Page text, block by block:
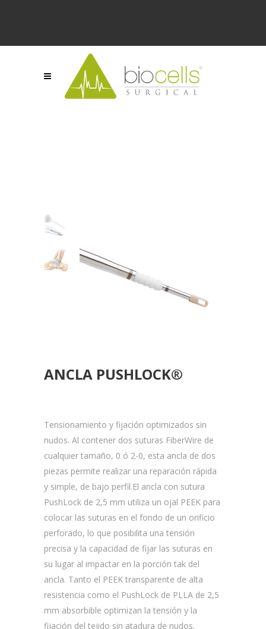
ANCLA PUSHLOCK®
Tensionamiento y fijación optimizados sin
nudos. Al contener dos suturas FiberWire de
cualquier tamaño, 0 ó 2-0, esta ancla de dos
piezas permite realizar una reparación rápida
y simple, de bajo perfil.El ancla con sutura
PushLock de 2,5 mm utiliza un ojal PEEK para
colocar las suturas en el fondo de un orificio
perforado, lo que posibilita una tensión
precisa y la capacidad de fijar las suturas en
su lugar al impactar en la porción tak del
ancla. Tanto el PEEK transparente de alta
resistencia como el PushLock de PLLA de 2,5
mm absorbible optimizan la tensión y la
fijación del tejido sin atadura de nudos.